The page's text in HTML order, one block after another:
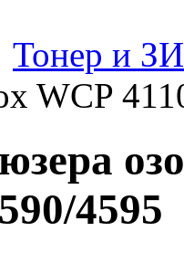
Тонер и
WCP
4595